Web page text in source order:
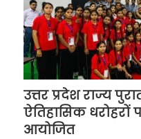
उत्तर प्रदेश राज्य
ऐतिहासिक धरोहरों
आयोजित